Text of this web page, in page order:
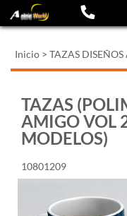
Inicio > TAZAS
TAZAS
AMIGO VOL
MODELOS)
10801209